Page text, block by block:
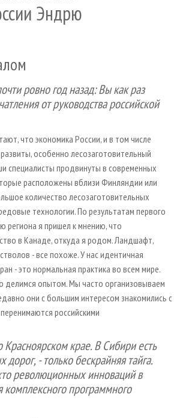
Эндрю
ровно год назад: Вы как раз
от руководства российской
что экономика России, и в том числе
особенно лесозаготовительный
специалисты продвинуты в современных
расположены вблизи Финляндии или
количество лесозаготовительных
технологии. По результатам первого
региона я пришел к мнению, что
в Канаде, откуда я родом. Ландшафт,
- все похоже. У нас идентичная
- это нормальная практика во всем мире.
делимся опытом. Мы часто организовываем
они с большим интересом знакомились с
российскими
крае. В Сибири есть
- только бескрайняя тайга.
революционных инноваций в
комплексного программного